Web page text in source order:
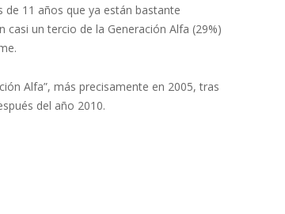
11 años que ya están bastante
un tercio de la Generación Alfa (29%)
Alfa”, más precisamente en 2005, tras
del año 2010.